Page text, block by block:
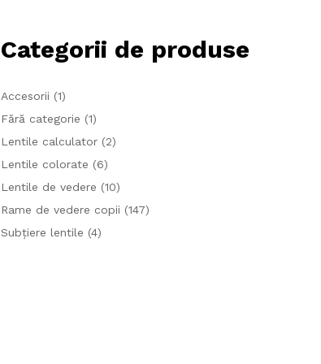
Categorii de produse
Accesorii (1)
Fără categorie (1)
Lentile calculator (2)
Lentile colorate (6)
Lentile de vedere (10)
Rame de vedere copii (147)
Subțiere lentile (4)